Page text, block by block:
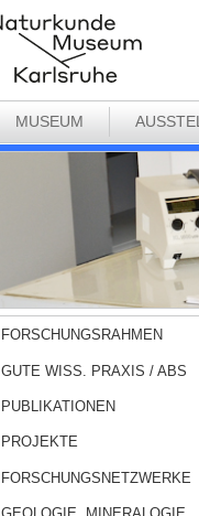
MUSEUM
FORSCHUNGSRAHMEN
GUTE WISS. PRAXIS / ABS
PUBLIKATIONEN
PROJEKTE
FORSCHUNGSNETZWERKE